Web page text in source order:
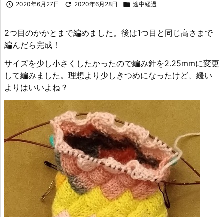
 2020年6月27日  2020年6月28日  途中経過
2つ目のかかとまで編めました。後は1つ目と同じ高さまで
編んだら完成！
サイズを少し小さくしたかったので編み針を2.25mmに変更
して編みました。理想より少しきつめになったけど、緩い
よりはいいよね？